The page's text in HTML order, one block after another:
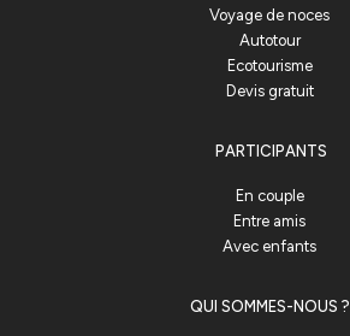
Voyage de noces
Autotour
Ecotourisme
Devis gratuit
PARTICIPANTS
En couple
Entre amis
Avec enfants
QUI SOMMES-NOUS ?